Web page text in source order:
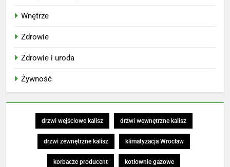
Wnętrze
Zdrowie
Zdrowie i uroda
Żywność
drzwi wejściowe kalisz drzwi wewnętrzne kalisz
drzwi zewnętrzne kalisz klimatyzacja Wrocław
korbacze producent kotłownie gazowe